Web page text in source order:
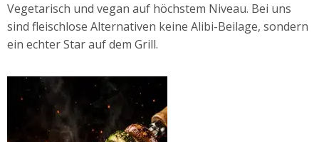
Vegetarisch und vegan auf höchstem Niveau. Bei uns
sind fleischlose Alternativen keine Alibi-Beilage, sondern
ein echter Star auf dem Grill.